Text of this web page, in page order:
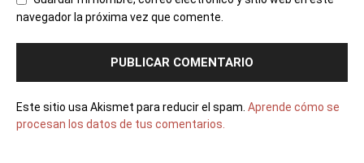
navegador la próxima vez que comente.
Este sitio usa Akismet para reducir el spam. Aprende cómo se
procesan los datos de tus comentarios.